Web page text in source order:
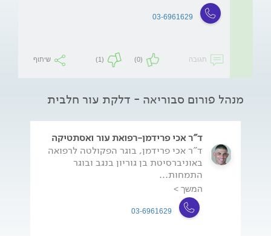
03-6961629
תגובה (0)
(1) שיתוף
מנהל פורום סבוריאה - דלקת עור חלבית
ד"ר אכי פרידמן-רפואת עור ואסתטיקה
ד"ר אכי פרידמן, בוגר הפקולטה לרפואה
באוניברסיטת בן גוריון בנגב ובוגר
התמחות...
המשך >
03-6961629